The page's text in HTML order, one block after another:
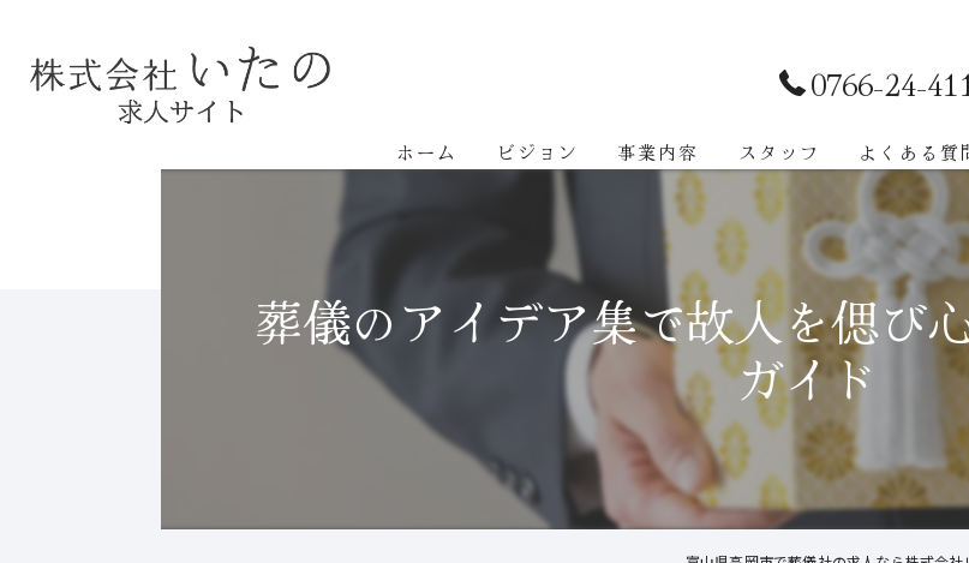
0766-24-
ホーム ビジョン 事業内容 スタッフ よくある質
葬儀のアイデア集で故人を偲び
ガイド